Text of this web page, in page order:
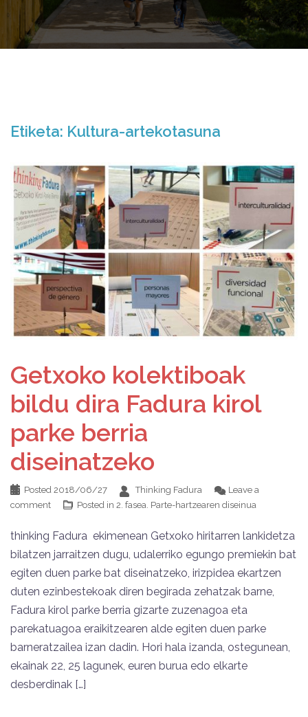
Etiketa: Kultura-artekotasuna
Getxoko kolektiboak
bildu dira Fadura kirol
parke berria
diseinatzeko
Posted 2018/06/27 Thinking Fadura
Leave a
comment
Posted in 2. fasea. Parte-hartzearen diseinua
thinking Fadura ekimenean Getxoko hiritarren lankidetza
bilatzen jarraitzen dugu, udalerriko egungo premiekin bat
egiten duen parke bat diseinatzeko, irizpidea ekartzen
duten ezinbestekoak diren begirada zehatzak barne,
Fadura kirol parke berria gizarte zuzenagoa eta
parekatuagoa eraikitzearen alde egiten duen parke
barneratzailea izan dadin. Hori hala izanda, ostegunean,
ekainak 22, 25 lagunek, euren burua edo elkarte
desberdinak […]